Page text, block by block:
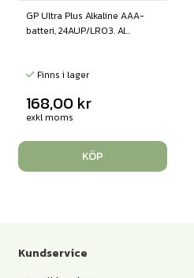
GP Ultra Plus Alkaline AAA-
batteri, 24AUP/LR03. Al...
Finns i lager
168,00 kr
exkl moms
KÖP
Kundservice